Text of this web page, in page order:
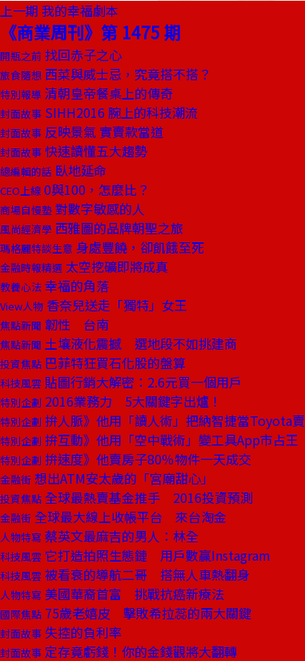
上一期 我的幸福劇本
《商業周刊》第 1475 期
開瓶之前 找回赤子之心
旅食隨想 西菜與威士忌，究竟搭不搭？
特別報導 清朝皇帝餐桌上的傳奇
封面故事 SIHH2016 腕上的科技潮流
封面故事 反映景氣 實賣款當道
封面故事 快速讀懂五大趨勢
總編輯的話 臥地延命
CEO上線 0與100，怎麼比？
商場自慢塾 對數字敏感的人
風尚經濟學 西雅圖的品牌朝聖之旅
瑪格麗特談生意 身處豐饒，卻飢餓至死
金融時報精選 太空挖礦即將成真
教養心法 幸福的角落
View人物 香奈兒送走「獨特」女王
焦點新聞 韌性 台南
焦點新聞 土壤液化震撼 選地段不如挑建商
投資焦點 巴菲特狂買石化股的盤算
科技風雲 貼圖行銷大解密：2.6元買一個用戶
特別企劃 2016業務力 5大關鍵字出爐！
特別企劃 拚人脈》他用「讀人術」把納智捷當Toyota賣
特別企劃 拚互動》他用「空中戰術」變工具App市占王
特別企劃 拚速度》他賣房子80％物件一天成交
金融街 想出ATM安太歲的「宮廟甜心」
投資焦點 全球最熱賣基金推手 2016投資預測
金融街 全球最大線上收帳平台 來台淘金
人物特寫 蔡英文最麻吉的男人：林全
科技風雲 它打造拍照生態鏈 用戶數贏Instagram
科技風雲 被看衰的導航二哥 搭無人車熱翻身
人物特寫 美國華裔首富 挑戰抗癌新療法
國際焦點 75歲老嬉皮 擊敗希拉蕊的兩大關鍵
封面故事 失控的負利率
封面故事 定存竟虧錢！你的金錢觀將大翻轉